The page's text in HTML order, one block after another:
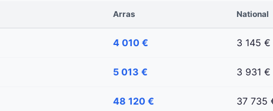
Arras National
4 010 € 3 145 €
5 013 € 3 931 €
48 120 € 37 735